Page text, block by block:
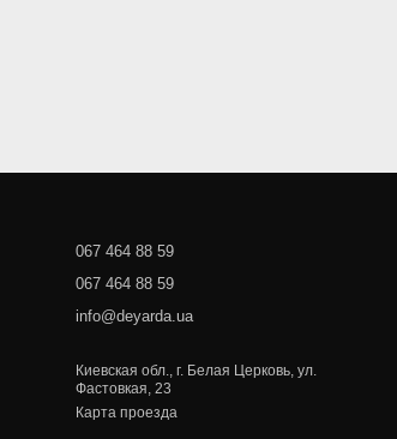
067 464 88 59
067 464 88 59
info@deyarda.ua
Киевская обл., г. Белая Церковь, ул.
Фастовкая, 23
Карта проезда